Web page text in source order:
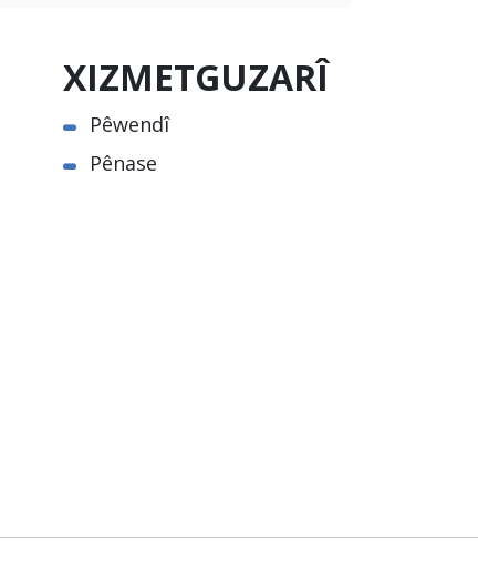
XIZMETGUZARÎ
Pêwendî
Pênase